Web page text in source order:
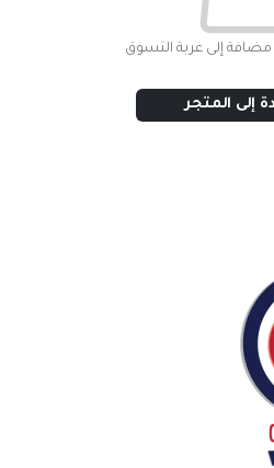
مضافة إلى عربة التسوق
إلى المتجر